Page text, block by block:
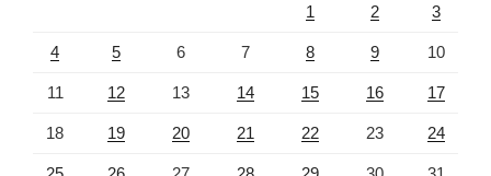
1 2 3
4 5 6 7 8 9 10
11 12 13 14 15 16 17
18 19 20 21 22 23 24